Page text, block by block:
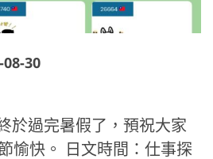
30
於過完暑假了，預祝大家
愉快。 日文時間：仕事探